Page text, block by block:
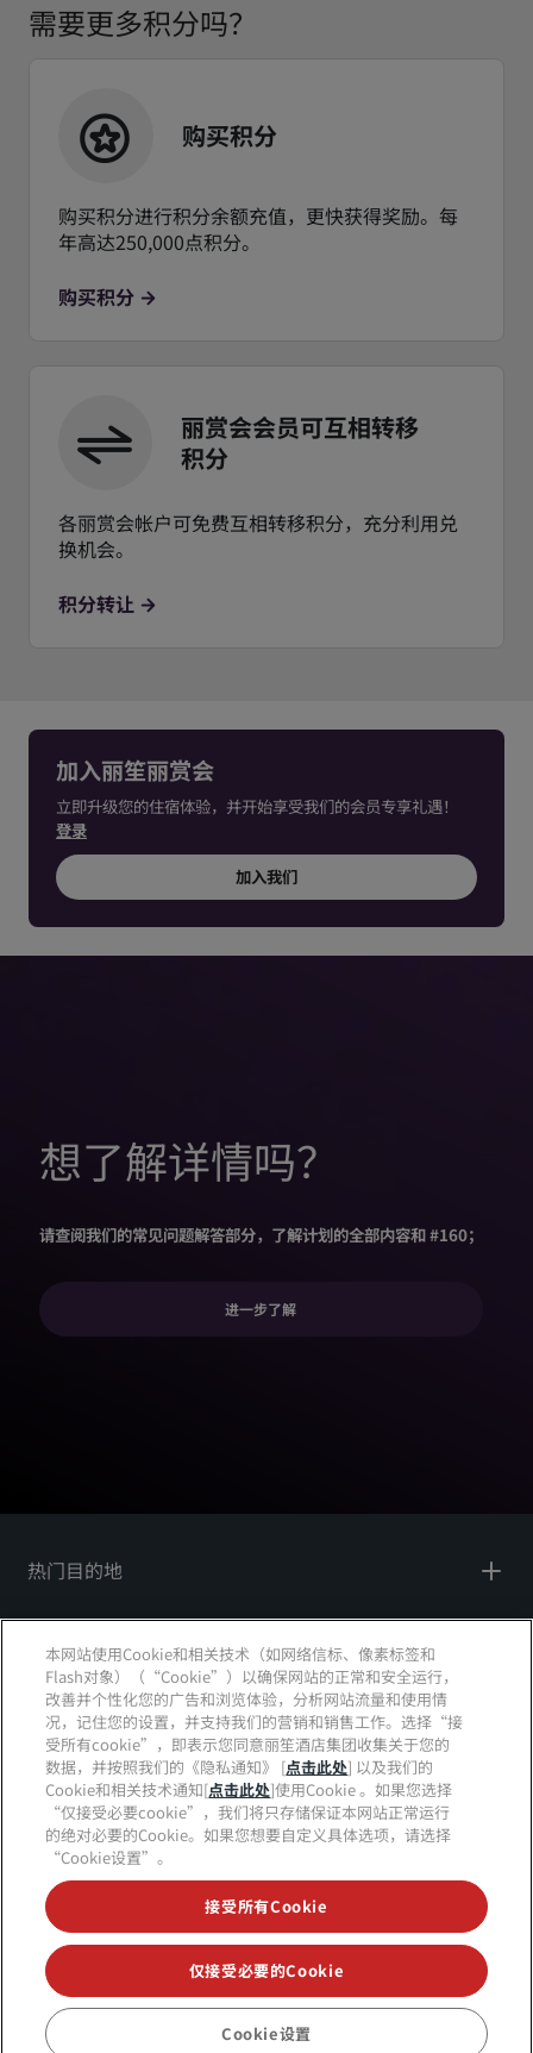
需要更多积分吗？
购买积分
购买积分进行积分余额充值，更快获得奖励。每
年高达250,000点积分。
购买积分
丽赏会会员可互相转移
积分
各丽赏会帐户可免费互相转移积分，充分利用兑
换机会。
积分转让
加入丽笙丽赏会
立即升级您的住宿体验，并开始享受我们的会员专享礼遇！
登录
加入我们
想了解详情吗？
请查阅我们的常见问题解答部分，了解计划的全部内容和 #160；
进一步了解
热门目的地
快速链接
旅行专业人员
公司
法律
帮助
© 2026 丽笙酒店集团.保留所有权利。RHG丽笙酒店集
团、丽筠、丽芮、丽笙、丽笙精选、丽祺、丽亭、丽柏、
集团的商标。
本网站使用Cookie和相关技术（如网络信标、像素标签和
Flash对象）（“Cookie”）以确保网站的正常和安全运行，
改善并个性化您的广告和浏览体验，分析网站流量和使用情
况，记住您的设置，并支持我们的营销和销售工作。选择“接
受所有cookie”，即表示您同意丽笙酒店集团收集关于您的
数据，并按照我们的《隐私通知》 [点击此处] 以及我们的
Cookie和相关技术通知[点击此处]使用Cookie 。如果您选择
“仅接受必要cookie”，我们将只存储保证本网站正常运行
的绝对必要的Cookie。如果您想要自定义具体选项，请选择
“Cookie设置”。
接受所有Cookie
仅接受必要的Cookie
Cookie设置